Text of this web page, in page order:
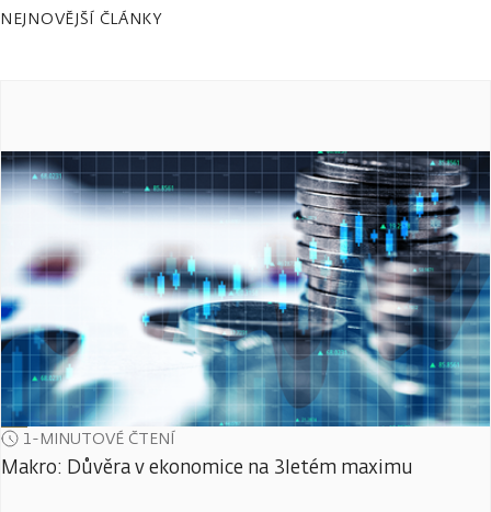
NEJNOVĚJŠÍ ČLÁNKY
1-MINUTOVÉ ČTENÍ
Makro: Důvěra v ekonomice na 3letém maximu